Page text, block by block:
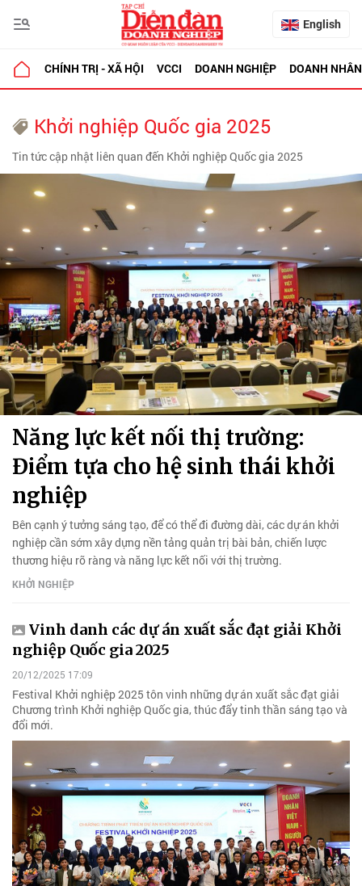
English
CHÍNH TRỊ - XÃ HỘI VCCI DOANH NGHIỆP DOANH NHÂN
Khởi nghiệp Quốc gia 2025
Tin tức cập nhật liên quan đến Khởi nghiệp Quốc gia 2025
Năng lực kết nối thị trường:
Điểm tựa cho hệ sinh thái khởi
nghiệp
Bên cạnh ý tưởng sáng tạo, để có thể đi đường dài, các dự án khởi
nghiệp cần sớm xây dựng nền tảng quản trị bài bản, chiến lược
thương hiệu rõ ràng và năng lực kết nối với thị trường.
KHỞI NGHIỆP
Vinh danh các dự án xuất sắc đạt giải Khởi
nghiệp Quốc gia 2025
20/12/2025 17:09
Festival Khởi nghiệp 2025 tôn vinh những dự án xuất sắc đạt giải
Chương trình Khởi nghiệp Quốc gia, thúc đẩy tinh thần sáng tạo và
đổi mới.